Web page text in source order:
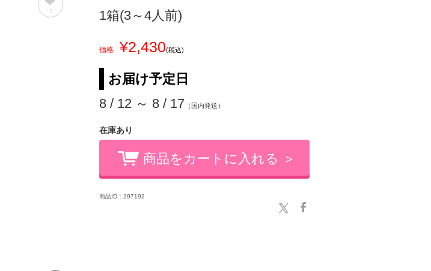
2 1箱(3～4人前)
価格 ¥2,430(税込)
お届け予定日
8 / 12 ～ 8 / 17 （国内発送）
在庫あり
商品をカートに入れる ＞
商品ID：297192